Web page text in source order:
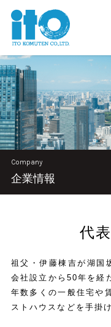
Company
企業情報
代
祖父・伊藤棟吉が湖国
会社設立から50年を経
年数多くの一般住宅や
ストハウスなどを手掛